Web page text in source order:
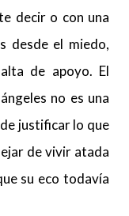
decir o con una
desde el miedo,
de apoyo. El
no es una
justificar lo que
de vivir atada
su eco todavía